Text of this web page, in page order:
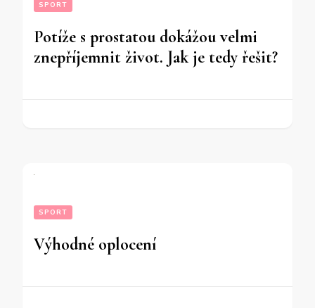
SPORT
Potíže s prostatou dokážou velmi
znepříjemnit život. Jak je tedy řešit?
SPORT
Výhodné oplocení